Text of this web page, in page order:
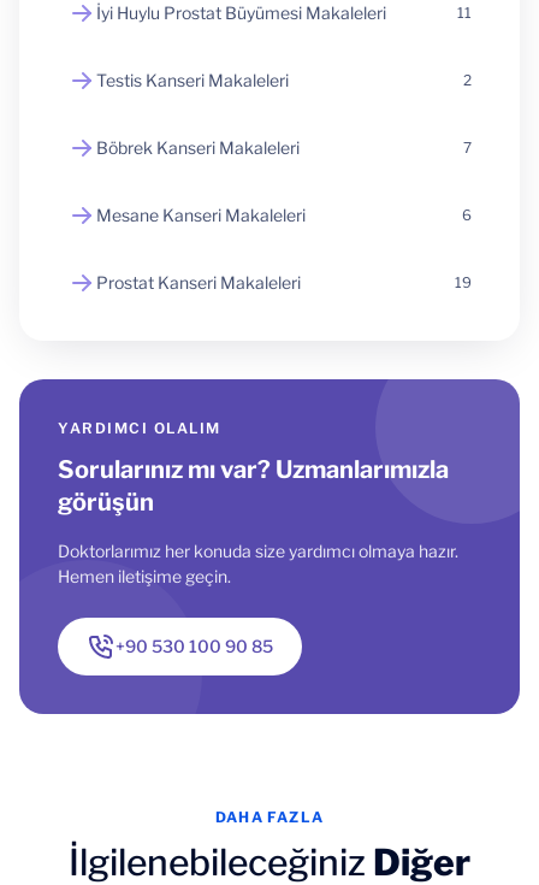
İyi Huylu Prostat Büyümesi Makaleleri 11
Testis Kanseri Makaleleri 2
Böbrek Kanseri Makaleleri 7
Mesane Kanseri Makaleleri 6
Prostat Kanseri Makaleleri 19
YARDIMCI OLALIM
Sorularınız mı var? Uzmanlarımızla
görüşün
Doktorlarımız her konuda size yardımcı olmaya hazır.
Hemen iletişime geçin.
+90 530 100 90 85
DAHA FAZLA
İlgilenebileceğiniz Diğer